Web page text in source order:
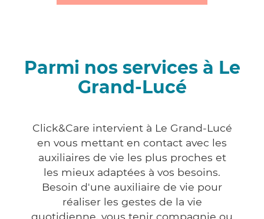
Parmi nos services à Le
Grand-Lucé
Click&Care intervient à Le Grand-Lucé
en vous mettant en contact avec les
auxiliaires de vie les plus proches et
les mieux adaptées à vos besoins.
Besoin d'une auxiliaire de vie pour
réaliser les gestes de la vie